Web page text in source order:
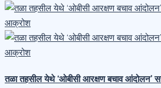
तळा तहसील येथे ‘ओबीसी आरक्षण बचाव आंदोलन’